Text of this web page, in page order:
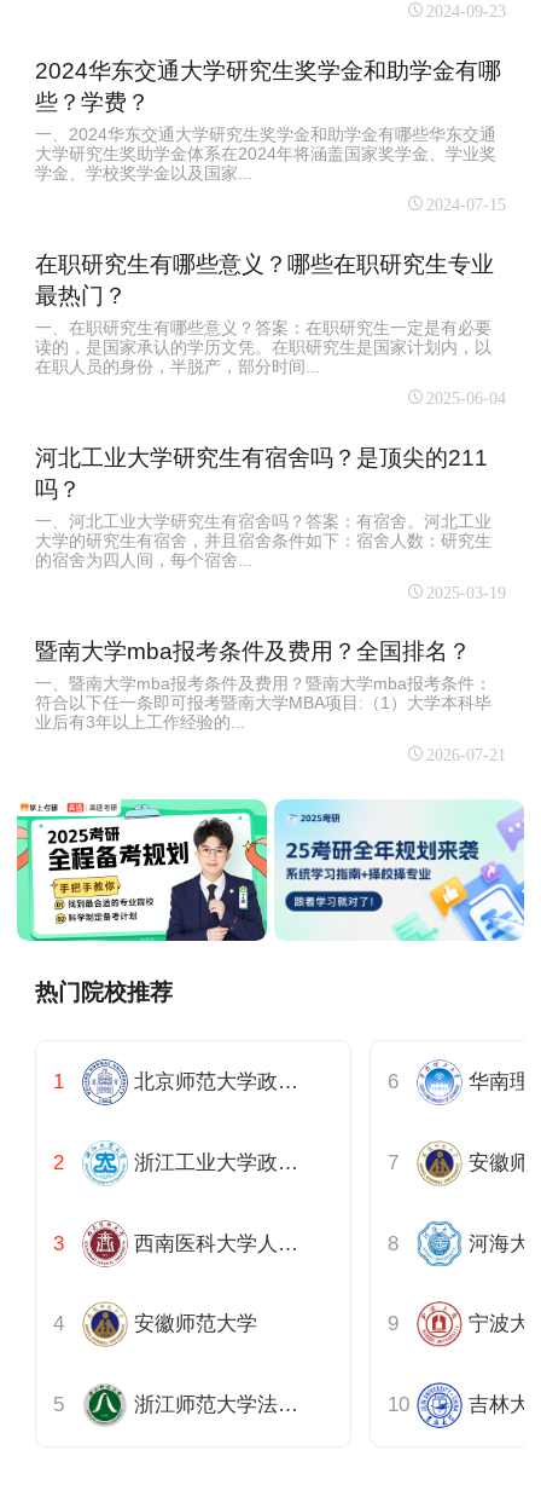
2024-09-23
2024华东交通大学研究生奖学金和助学金有哪
些？学费？
一、2024华东交通大学研究生奖学金和助学金有哪些华东交通
大学研究生奖助学金体系在2024年将涵盖国家奖学金、学业奖
学金、学校奖学金以及国家...
2024-07-15
在职研究生有哪些意义？哪些在职研究生专业
最热门？
一、在职研究生有哪些意义？答案：在职研究生一定是有必要
读的，是国家承认的学历文凭。在职研究生是国家计划内，以
在职人员的身份，半脱产，部分时间...
2025-06-04
河北工业大学研究生有宿舍吗？是顶尖的211
吗？
一、河北工业大学研究生有宿舍吗？答案：有宿舍。‌河北工业
大学的研究生有宿舍，并且宿舍条件如下‌：‌宿舍人数‌：研究生
的宿舍为四人间，每个宿舍...
2025-03-19
暨南大学mba报考条件及费用？全国排名？
一、暨南大学mba报考条件及费用？暨南大学mba报考条件：
符合以下任一条即可报考暨南大学MBA项目:（1）大学本科毕
业后有3年以上工作经验的...
2026-07-21
热门院校推荐
北京师范大学政府管理学院
浙江工业大学政治与公共管理学院
西南医科大学人文与管理学院
安徽师范大学
浙江师范大学法政学院
安徽师
吉林大